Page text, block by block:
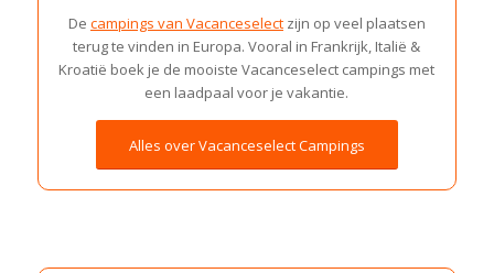
De campings van Vacanceselectzijn op veel plaatsen
terug te vinden in Europa. Vooral in Frankrijk, Italië &
Kroatië boek je de mooiste Vacanceselect campings met
een laadpaal voor je vakantie.
Alles over Vacanceselect Campings